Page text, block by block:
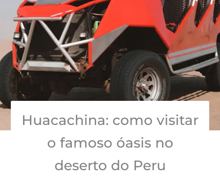
Huacachina: como visitar
o famoso óasis no
deserto do Peru